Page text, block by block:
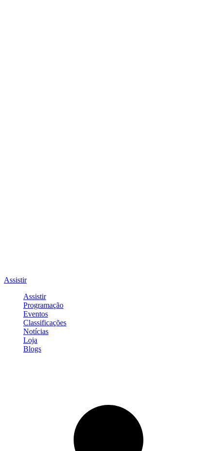
Assistir
Assistir
Programação
Eventos
Classificações
Notícias
Loja
Blogs